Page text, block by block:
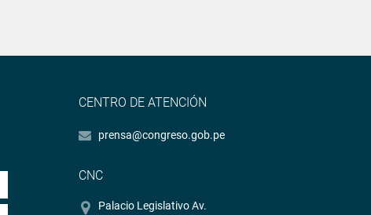
CENTRO DE ATENCIÓN
prensa@congreso.gob.pe
CNC
Palacio Legislativo Av.